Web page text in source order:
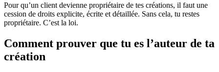
Pour qu’un client devienne propriétaire de tes créations, il faut une
cession de droits explicite, écrite et détaillée. Sans cela, tu restes
propriétaire. C’est la loi.
Comment prouver que tu es l’auteur de ta
création